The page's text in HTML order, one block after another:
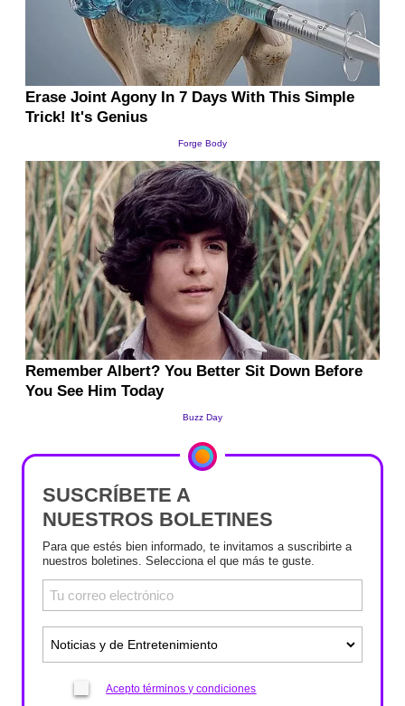
SUSCRÍBETE A
NUESTROS BOLETINES
Para que estés bien informado, te invitamos a suscribirte a
nuestros boletines. Selecciona el que más te guste.
Acepto términos y condiciones